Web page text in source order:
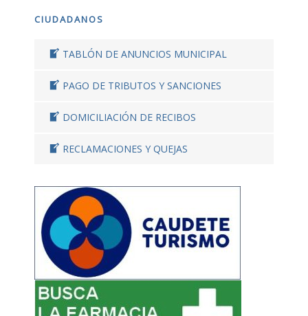
CIUDADANOS
TABLÓN DE ANUNCIOS MUNICIPAL
PAGO DE TRIBUTOS Y SANCIONES
DOMICILIACIÓN DE RECIBOS
RECLAMACIONES Y QUEJAS